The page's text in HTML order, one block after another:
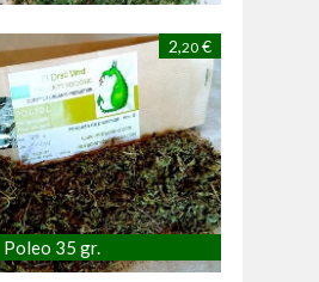
2,20 €
Poleo 35 gr.